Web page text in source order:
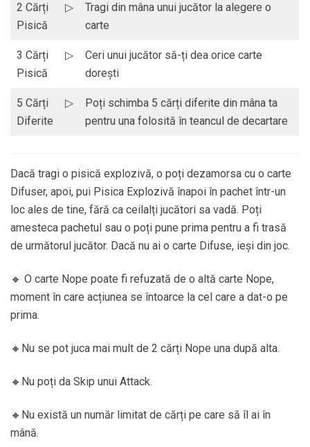
2 Cărți
Pisică
▷
Tragi din mâna unui jucător la alegere o
carte
3 Cărți
Pisică
▷
Ceri unui jucător să-ți dea orice carte
dorești
5 Cărți
Diferite
▷
Poți schimba 5 cărți diferite din mâna ta
pentru una folosită în teancul de decartare
Dacă tragi o pisică explozivă, o poți dezamorsa cu o carte
Difuser, apoi, pui Pisica Explozivă înapoi în pachet într-un
loc ales de tine, fără ca ceilalți jucători sa vadă. Poți
amesteca pachetul sau o poți pune prima pentru a fi trasă
de următorul jucător. Dacă nu ai o carte Difuse, ieși din joc.
🔸 O carte Nope poate fi refuzată de o altă carte Nope,
moment în care acțiunea se întoarce la cel care a dat-o pe
prima.
🔸Nu se pot juca mai mult de 2 cărți Nope una după alta.
🔸Nu poți da Skip unui Attack.
🔸Nu există un număr limitat de cărți pe care să îl ai în
mână.